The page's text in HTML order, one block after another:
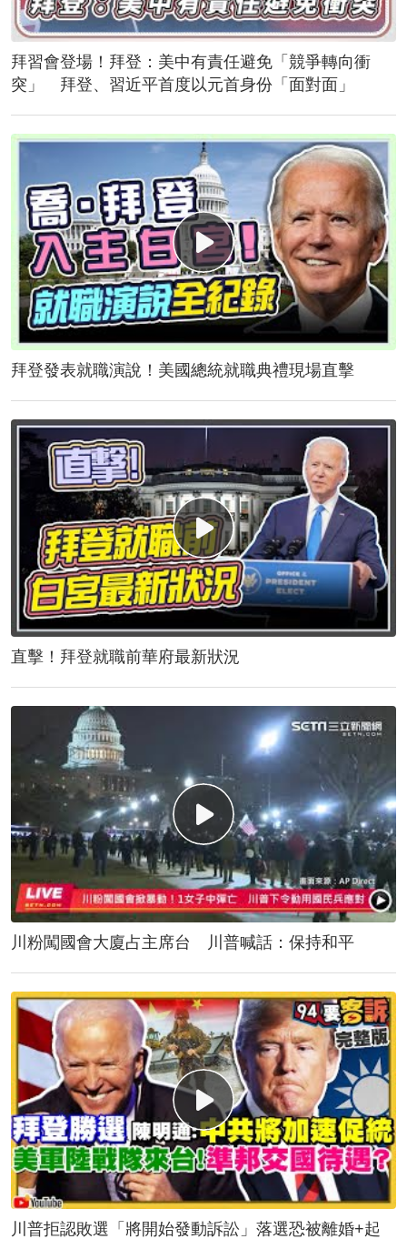
拜習會登場！拜登：美中有責任避免「競爭轉向衝
突」 拜登、習近平首度以元首身份「面對面」
拜登發表就職演說！美國總統就職典禮現場直擊
直擊！拜登就職前華府最新狀況
川粉闖國會大廈占主席台 川普喊話：保持和平
川普拒認敗選「將開始發動訴訟」落選恐被離婚+起